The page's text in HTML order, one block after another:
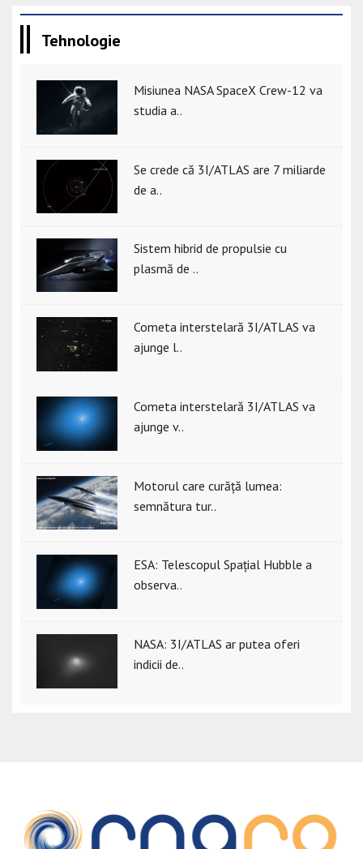
Tehnologie
Misiunea NASA SpaceX Crew-12 va
studia a..
Se crede că 3I/ATLAS are 7 miliarde
de a..
Sistem hibrid de propulsie cu
plasmă de ..
Cometa interstelară 3I/ATLAS va
ajunge l..
Cometa interstelară 3I/ATLAS va
ajunge v..
Motorul care curăță lumea:
semnătura tur..
ESA: Telescopul Spațial Hubble a
observa..
NASA: 3I/ATLAS ar putea oferi
indicii de..